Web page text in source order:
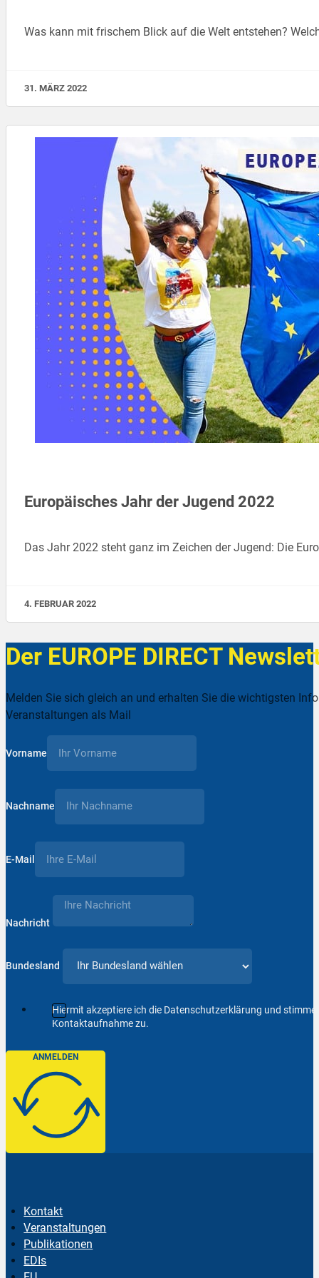
Was kann mit frischem Blick auf die Welt entstehen?
31. MÄRZ 2022
Europäisches Jahr der Jugend 2022
Das Jahr 2022 steht ganz im Zeichen der Jugend: Die
4. FEBRUAR 2022
Der EUROPE DIRECT
Melden Sie sich gleich an und erhalten Sie die wichtigsten
Veranstaltungen als Mail
Vorname
Nachname
E-Mail
Nachricht
Bundesland
Hiermit akzeptiere ich die Datenschutzerklärung und
Kontaktaufnahme zu.
ANMELDEN
Kontakt
Veranstaltungen
Publikationen
EDIs